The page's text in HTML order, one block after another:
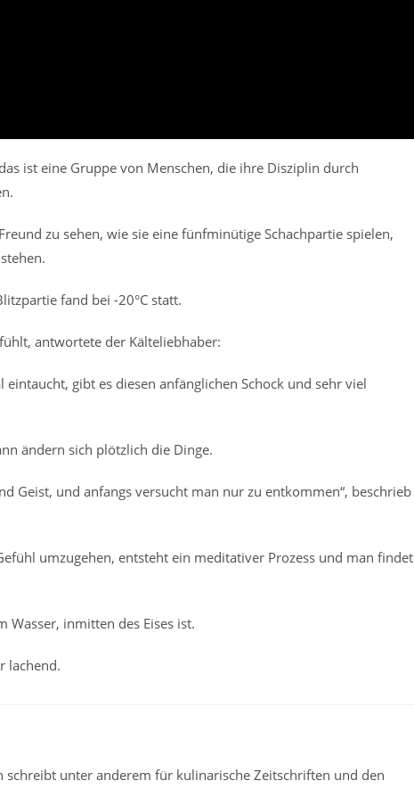
ist eine Gruppe von Menschen, die ihre Disziplin durch
zu sehen, wie sie eine fünfminütige Schachpartie spielen,
stehen.
fand bei -20°C statt.
antwortete der Kälteliebhaber:
gibt es diesen anfänglichen Schock und sehr viel
ändern sich plötzlich die Dinge.
Geist, und anfangs versucht man nur zu entkommen“, beschrieb
umzugehen, entsteht ein meditativer Prozess und man findet
Wasser, inmitten des Eises ist.
lachend.
unter anderem für kulinarische Zeitschriften und den